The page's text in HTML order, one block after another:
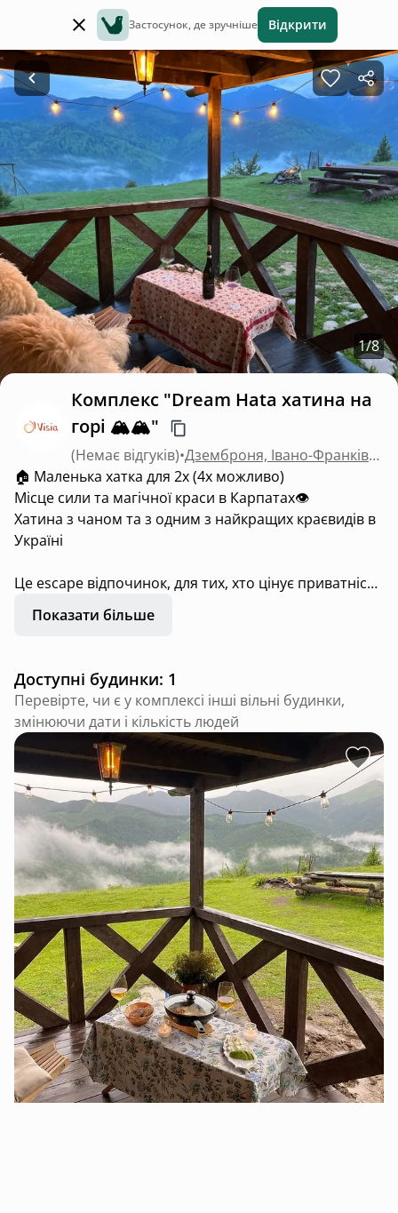
Застосунок, де зручніше Відкрити
1/8
Комплекс "Dream Hata хатина на
горі 🏔️🏔️"
(Немає відгуків)•
Дземброня, Івано-Франківська область
🏠 Маленька хатка для 2х (4х можливо)
Місце сили та магічної краси в Карпатах👁
Хатина з чаном та з одним з найкращих краєвидів в
Україні
Це escape відпочинок, для тих, хто цінує приватність
та бажає відпочивати окремо від інших людей та
персоналу. Гості знаходять по мапі будинок,
лісом і пташиним співом. Трансфер на гору та
обратно в подарунок
Їхати в гору можні тільки повнопривідним
позашляховиком з доброю гумою, кліренс не нище
20 см
⚠️ Мінімальне бронювання - 2 ночі
Показати більше
Доступні будинки: 1
Перевірте, чи є у комплексі інші вільні будинки,
змінюючи дати і кількість людей